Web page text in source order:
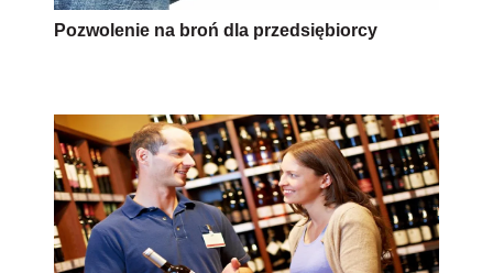
Pozwolenie na broń dla przedsiębiorcy